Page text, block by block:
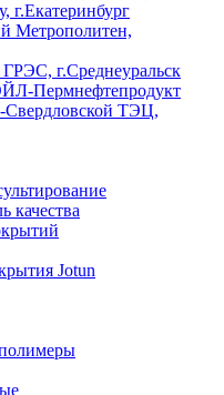
г.Екатеринбург
Метрополитен,
ГРЭС, г.Среднеуральск
Пермнефтепродукт
Свердловской ТЭЦ,
качества
Jotun